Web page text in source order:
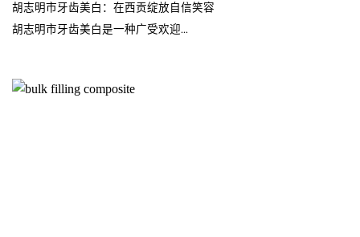
胡志明市牙齿美白：在西贡绽放自信笑容
胡志明市牙齿美白是一种广受欢迎...